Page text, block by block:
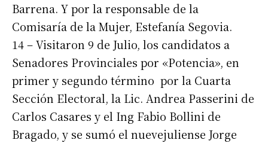
Barrena. Y por la responsable de la
Comisaría de la Mujer, Estefanía Segovia.
14 – Visitaron 9 de Julio, los candidatos a
Senadores Provinciales por «Potencia», en
primer y segundo término por la Cuarta
Sección Electoral, la Lic. Andrea Passerini de
Carlos Casares y el Ing Fabio Bollini de
Bragado, y se sumó el nuevejuliense Jorge